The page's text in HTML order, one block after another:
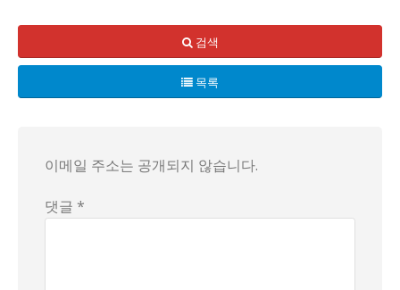
검색
목록
이메일 주소는 공개되지 않습니다.
댓글 *